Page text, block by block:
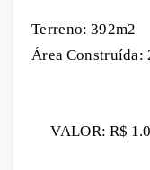
Terreno: 392m2
Área Construída:
VALOR: R$